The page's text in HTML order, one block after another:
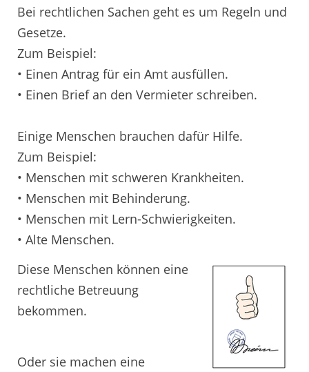
Bei rechtlichen Sachen geht es um Regeln und
Gesetze.
Zum Beispiel:
• Einen Antrag für ein Amt ausfüllen.
• Einen Brief an den Vermieter schreiben.
Einige Menschen brauchen dafür Hilfe.
Zum Beispiel:
• Menschen mit schweren Krankheiten.
• Menschen mit Behinderung.
• Menschen mit Lern-Schwierigkeiten.
• Alte Menschen.
Diese Menschen können eine
rechtliche Betreuung
bekommen.
Oder sie machen eine